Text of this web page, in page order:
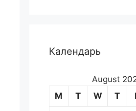
Календарь
August
M
T W T